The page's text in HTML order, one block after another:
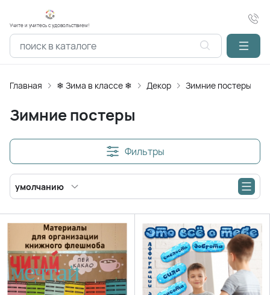
Учите и учитесь с удовольствием!
Главная ❄ Зима в классе ❄ Декор Зимние постеры
Зимние постеры
Фильтры
умолчанию